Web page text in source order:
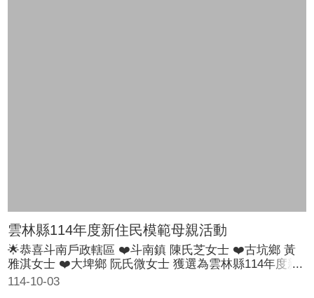
雲林縣114年度新住民模範母親活動
114-10-03
🌟恭喜斗南戶政轄區 ❤️斗南鎮 陳氏芝女士 ❤️古坑鄉 黃
雅淇女士 ❤️大埤鄉 阮氏微女士 獲選為雲林縣114年度新
住民模範母親，為表祝賀，肯定他們在親子教育、侍奉親